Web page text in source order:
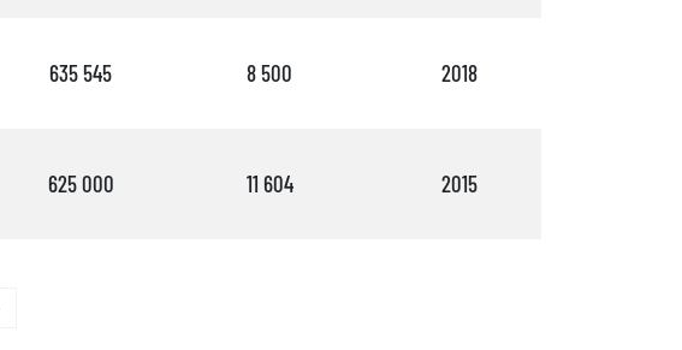
635 545 8 500 2018
625 000 11 604 2015